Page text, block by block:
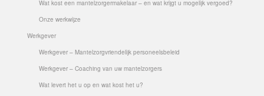
Wat kost een mantelzorgermakelaar – en wat krijgt u mogelijk vergoed?
Onze werkwijze
Werkgever
Werkgever – Mantelzorgvriendelijk personeelsbeleid
Werkgever – Coaching van uw mantelzorgers
Wat levert het u op en wat kost het u?